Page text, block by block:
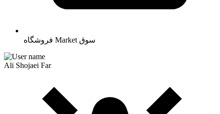
Market سوق
Ali Shojaei Far